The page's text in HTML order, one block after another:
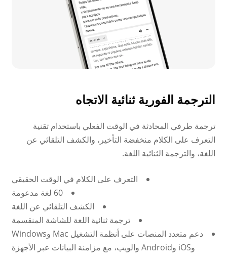
الترجمة الفورية ثنائية الاتجاه
ترجمة طرفي المحادثة في الوقت الفعلي باستخدام تقنية
التعرف على الكلام منخفضة التأخير، والكشف التلقائي عن
اللغة، والترجمة الثنائية اللغة.
التعرف على الكلام في الوقت الحقيقي
60 لغة مدعومة
الكشف التلقائي عن اللغة
ترجمة ثنائية اللغة للشاشة المنقسمة
دعم متعدد المنصات على أنظمة التشغيل Mac وWindows
وiOS وAndroid والويب، مع مزامنة البيانات عبر الأجهزة